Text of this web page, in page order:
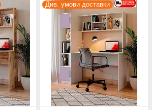
Див. умови доставки